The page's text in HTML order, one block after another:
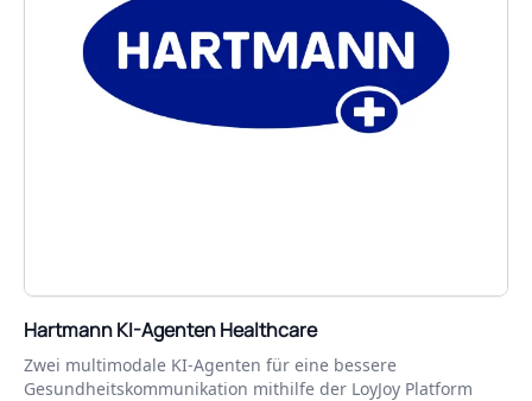
Hartmann KI-Agenten Healthcare
Zwei multimodale KI-Agenten für eine bessere
Gesundheitskommunikation mithilfe der LoyJoy Platform